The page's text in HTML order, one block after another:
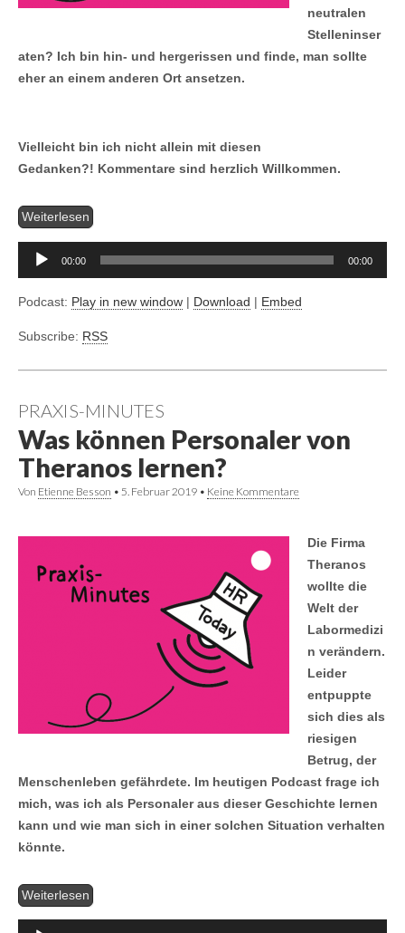
neutralen
Stelleninser
aten? Ich bin hin- und hergerissen und finde, man sollte
eher an einem anderen Ort ansetzen.
Vielleicht bin ich nicht allein mit diesen
Gedanken?! Kommentare sind herzlich Willkommen.
Weiterlesen
00:00 00:00
Podcast: Play in new window | Download | Embed
Subscribe: RSS
PRAXIS-MINUTES
Was können Personaler von
Theranos lernen?
Von Etienne Besson • 5. Februar 2019 • Keine Kommentare
Die Firma
Theranos
wollte die
Welt der
Labormedizi
n verändern.
Leider
entpuppte
sich dies als
riesigen
Betrug, der
Menschenleben gefährdete. Im heutigen Podcast frage ich
mich, was ich als Personaler aus dieser Geschichte lernen
kann und wie man sich in einer solchen Situation verhalten
könnte.
Weiterlesen